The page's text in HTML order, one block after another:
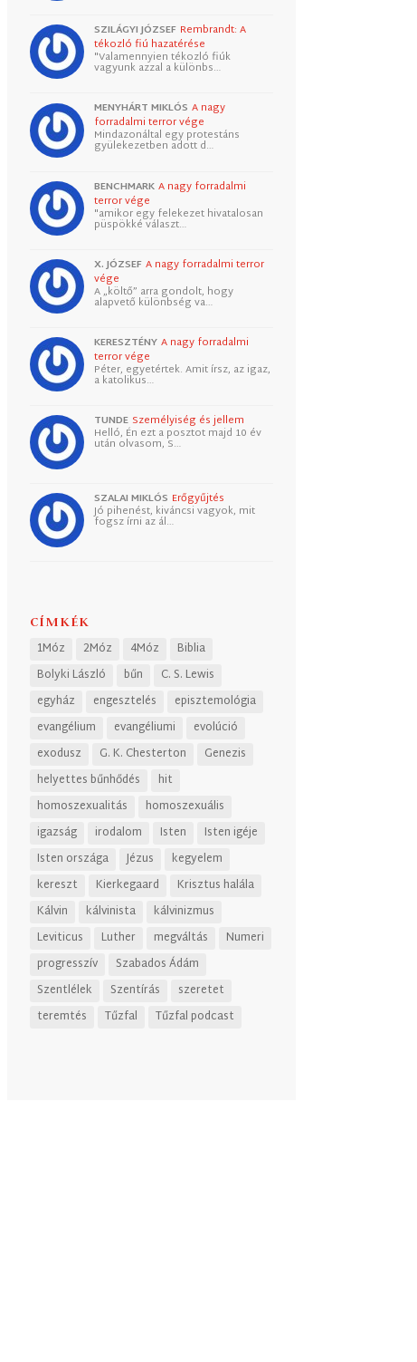
SZILÁGYI JÓZSEF Rembrandt: A
tékozló fiú hazatérése
"Valamennyien tékozló fiúk
vagyunk azzal a különbs…
MENYHÁRT MIKLÓS A nagy
forradalmi terror vége
Mindazonáltal egy protestáns
gyülekezetben adott d…
BENCHMARK A nagy forradalmi
terror vége
"amikor egy felekezet hivatalosan
püspökké választ…
X. JÓZSEF A nagy forradalmi terror
vége
A „költő” arra gondolt, hogy
alapvető különbség va…
KERESZTÉNY A nagy forradalmi
terror vége
Péter, egyetértek. Amit írsz, az igaz,
a katolikus…
TUNDE Személyiség és jellem
Helló, Én ezt a posztot majd 10 év
után olvasom, S…
SZALAI MIKLÓS Erőgyűjtés
Jó pihenést, kiváncsi vagyok, mit
fogsz írni az ál…
CÍMKÉK
1Móz 2Móz 4Móz
Biblia
Bolyki László
bűn
C. S. Lewis
egyház
engesztelés
episztemológia
evangélium
evangéliumi
evolúció
exodusz
G. K. Chesterton
Genezis
helyettes bűnhődés
hit
homoszexualitás
homoszexuális
igazság
irodalom Isten
Isten igéje
Isten országa
Jézus
kegyelem
kereszt
Kierkegaard
Krisztus halála
Kálvin
kálvinista
kálvinizmus
Leviticus
Luther megváltás
Numeri
progresszív
Szabados Ádám
Szentlélek
Szentírás
szeretet
teremtés
Tűzfal Tűzfal podcast